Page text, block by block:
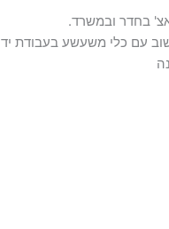
בחדר ובמשרד.
עם כלי משעשע בעבודת יד